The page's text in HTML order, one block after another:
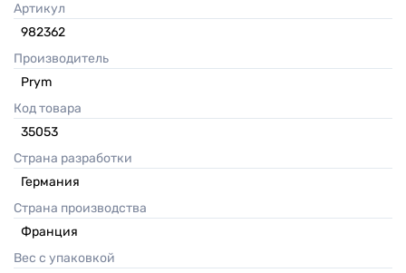
Артикул
982362
Производитель
Prym
Код товара
35053
Страна разработки
Германия
Страна производства
Франция
Вес с упаковкой